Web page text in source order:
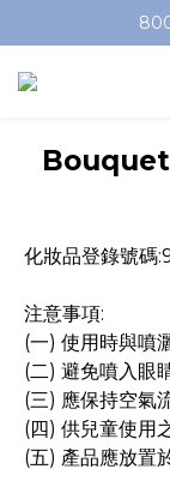
加入會員
加入會員
化妝品登錄號碼
注意事項:
(一) 使用時與噴
(二) 避免噴入眼
(三) 應保持空氣
(四) 供兒童使用
(五) 產品應放置